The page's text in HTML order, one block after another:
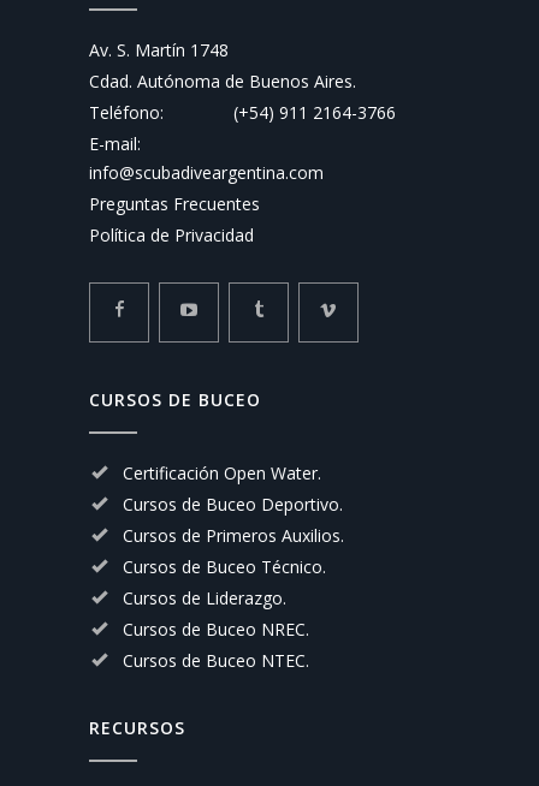
Av. S. Martín 1748
Cdad. Autónoma de Buenos Aires.
Teléfono:
(+54) 911 2164-3766
E-mail:
info@scubadiveargentina.com
Preguntas Frecuentes
Política de Privacidad
CURSOS DE BUCEO
Certificación Open Water.
Cursos de Buceo Deportivo.
Cursos de Primeros Auxilios.
Cursos de Buceo Técnico.
Cursos de Liderazgo.
Cursos de Buceo NREC.
Cursos de Buceo NTEC.
RECURSOS